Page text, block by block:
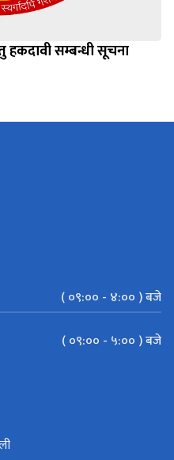
हकदावी सम्बन्धी सूचना
( ०९:०० - ४:०० ) बजे
( ०९:०० - ५:०० ) बजे